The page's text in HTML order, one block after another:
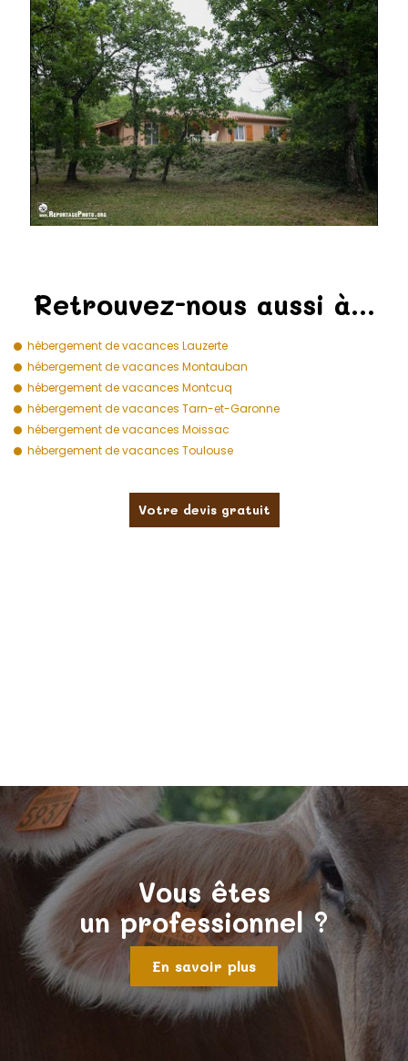
Retrouvez-nous aussi à…
hébergement de vacances Lauzerte
hébergement de vacances Montauban
hébergement de vacances Montcuq
hébergement de vacances Tarn-et-Garonne
hébergement de vacances Moissac
hébergement de vacances Toulouse
Votre devis gratuit
Vous êtes
un professionnel ?
En savoir plus